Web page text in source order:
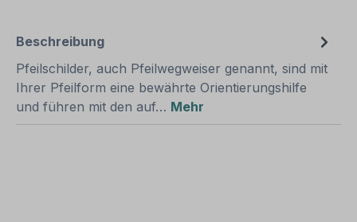
Beschreibung
Pfeilschilder, auch Pfeilwegweiser genannt, sind mit
Ihrer Pfeilform eine bewährte Orientierungshilfe
und führen mit den auf… Mehr